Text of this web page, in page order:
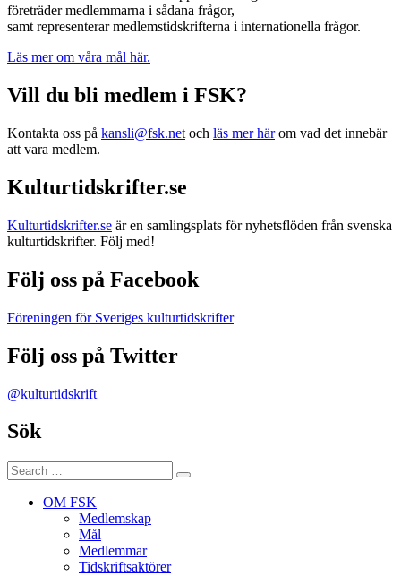
företräder medlemmarna i sådana frågor,
samt representerar medlemstidskrifterna i internationella frågor.
Läs mer om våra mål här.
Vill du bli medlem i FSK?
Kontakta oss på kansli@fsk.net och läs mer härom vad det innebär
att vara medlem.
Kulturtidskrifter.se
Kulturtidskrifter.se är en samlingsplats för nyhetsflöden från svenska
kulturtidskrifter. Följ med!
Följ oss på Facebook
Föreningen för Sveriges kulturtidskrifter
Följ oss på Twitter
@kulturtidskrift
Sök
Search
for:
Search
OM FSK
Medlemskap
Mål
Medlemmar
Tidskriftsaktörer